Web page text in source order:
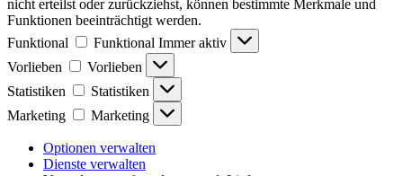
nicht erteilst oder zurückziehst, können bestimmte Merkmale und
Funktionen beeinträchtigt werden.
Funktional
Funktional Immer aktiv
Vorlieben
Vorlieben
Statistiken
Statistiken
Marketing
Marketing
Optionen verwalten
Dienste verwalten